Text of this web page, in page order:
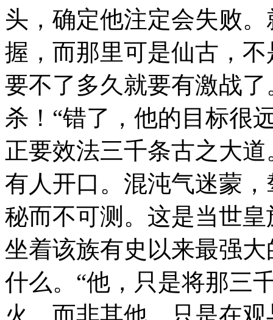
头，确定他注定会失败
握，而那里可是仙古，
要不了多久就要有激战
杀！“错了，他的目标很
正要效法三千条古之大
有人开口。混沌气迷蒙
秘而不可测。这是当世
坐着该族有史以来最强
什么。“他，只是将那三
火，而非其他，只是在